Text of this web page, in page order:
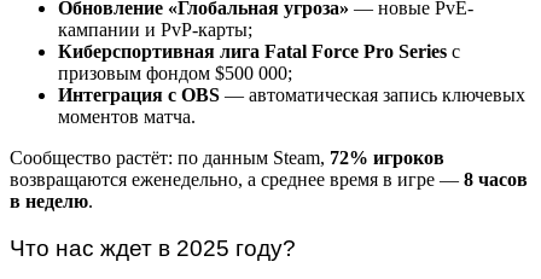
Обновление «Глобальная угроза» — новые PvE-
кампании и PvP-карты;
Киберспортивная лига Fatal Force Pro Series с
призовым фондом $500 000;
Интеграция с OBS — автоматическая запись ключевых
моментов матча.
Сообщество растёт: по данным Steam, 72% игроков
возвращаются еженедельно, а среднее время в игре — 8 часов
в неделю.
Что нас ждет в 2025 году?